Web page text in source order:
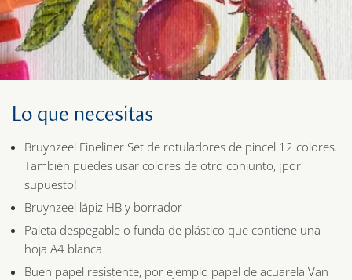
Lo que necesitas
Bruynzeel Fineliner Set de rotuladores de pincel 12 colores.
También puedes usar colores de otro conjunto, ¡por
supuesto!
Bruynzeel lápiz HB y borrador
Paleta despegable o funda de plástico que contiene una
hoja A4 blanca
Buen papel resistente, por ejemplo papel de acuarela Van